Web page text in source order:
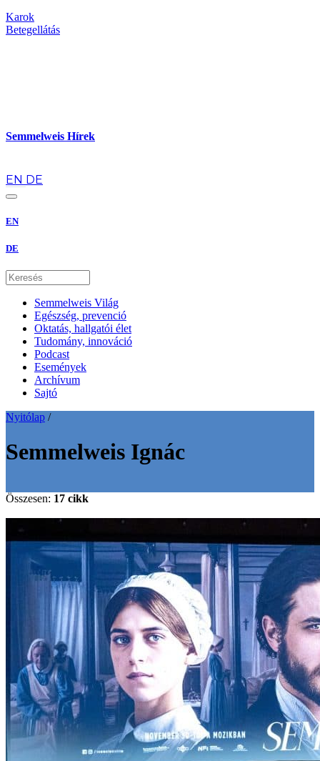
Karok
Betegellátás
Semmelweis Hírek
EN DE
EN
DE
Semmelweis Világ
Egészség, prevenció
Oktatás, hallgatói élet
Tudomány, innováció
Podcast
Események
Archívum
Sajtó
Nyitólap /
Semmelweis Ignác
Összesen: 17 cikk